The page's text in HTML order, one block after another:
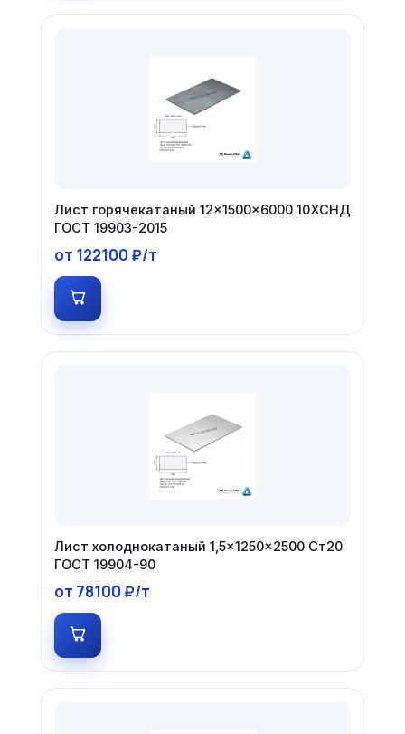
Лист горячекатаный 12×1500×6000 10ХСНД
ГОСТ 19903-2015
от 122100 ₽/т
Лист холоднокатаный 1,5×1250×2500 Ст20
ГОСТ 19904-90
от 78100 ₽/т